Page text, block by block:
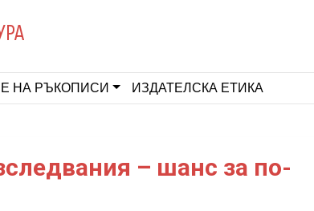
НА РЪКОПИСИ ИЗДАТЕЛСКА ЕТИКА
– шанс за по-